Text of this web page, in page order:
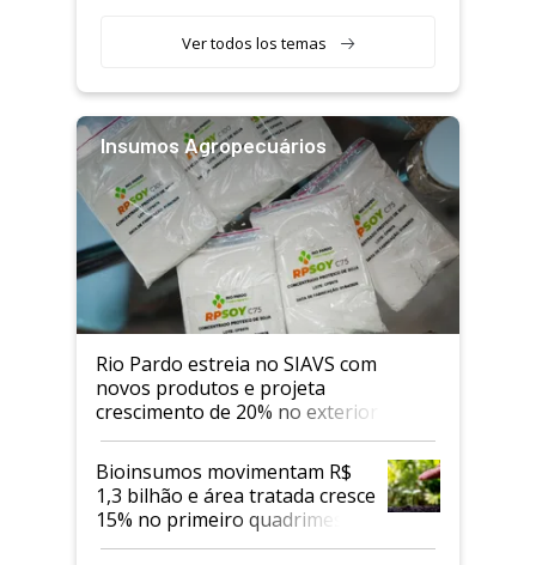
Ver todos los temas
Insumos Agropecuários
Rio Pardo estreia no SIAVS com
novos produtos e projeta
crescimento de 20% no exterior
Bioinsumos movimentam R$
1,3 bilhão e área tratada cresce
15% no primeiro quadrimestre
de 2026